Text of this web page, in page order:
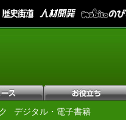
デジタル・電子書籍